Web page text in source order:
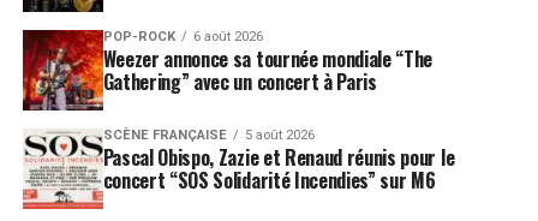
POP-ROCK 6 août 2026
Weezer annonce sa tournée mondiale “The
Gathering” avec un concert à Paris
SCÈNE FRANÇAISE 5 août 2026
Pascal Obispo, Zazie et Renaud réunis pour le
concert “SOS Solidarité Incendies” sur M6